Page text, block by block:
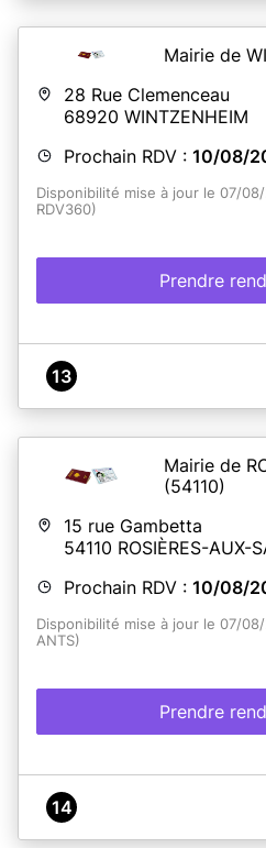
Mairie de
28 Rue Clemenceau
68920 WINTZENHEIM
Prochain RDV : 10/08/
Disponibilité mise à jour le 07/
RDV360)
Prendre
13
Mairie de
(54110)
15 rue Gambetta
54110 ROSIÈRES-AUX-
Prochain RDV : 10/08/
Disponibilité mise à jour le 07/
ANTS)
Prendre
14